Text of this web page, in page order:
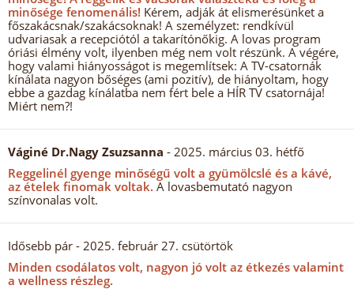
minősége fenomenális! Kérem, adják át elismerésünket a
főszakácsnak/szakácsoknak! A személyzet: rendkívül
udvariasak a recepciótól a takarítónőkig. A lovas program
óriási élmény volt, ilyenben még nem volt részünk. A végére,
hogy valami hiányosságot is megemlítsek: A TV-csatornák
kínálata nagyon bőséges (ami pozitív), de hiányoltam, hogy
ebbe a gazdag kínálatba nem fért bele a HÍR TV csatornája!
Miért nem?!
Váginé Dr.Nagy Zsuzsanna - 2025. március 03. hétfő
Reggelinél gyenge minőségű volt a gyümölcslé és a kávé,
az ételek finomak voltak. A lovasbemutató nagyon
színvonalas volt.
Idősebb pár - 2025. február 27. csütörtök
Minden csodálatos volt, nagyon jó volt az étkezés valamint
a wellness részleg.